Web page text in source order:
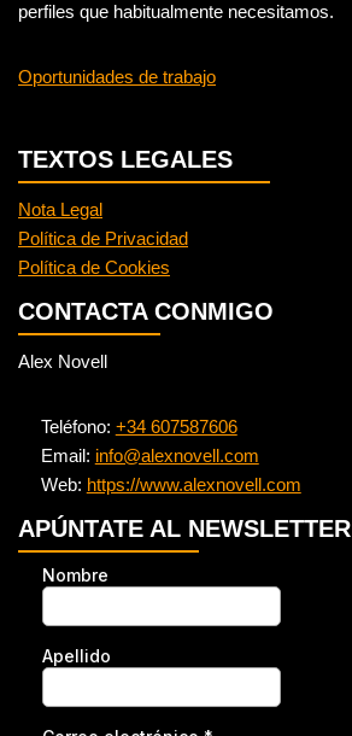
perfiles que habitualmente necesitamos.
Oportunidades de trabajo
TEXTOS LEGALES
Nota Legal
Política de Privacidad
Política de Cookies
CONTACTA CONMIGO
Alex Novell
Teléfono: +34 607587606
Email: info@alexnovell.com
Web: https://www.alexnovell.com
APÚNTATE AL NEWSLETTER